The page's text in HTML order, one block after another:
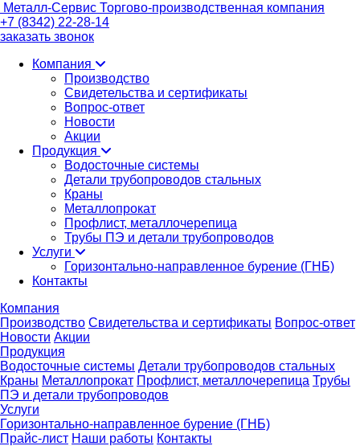
Металл-Сервис Торгово-производственная компания
+7 (8342) 22-28-14
заказать звонок
Компания
Производство
Свидетельства и сертификаты
Вопрос-ответ
Новости
Акции
Продукция
Водосточные системы
Детали трубопроводов стальных
Краны
Металлопрокат
Профлист, металлочерепица
Трубы ПЭ и детали трубопроводов
Услуги
Горизонтально-направленное бурение (ГНБ)
Контакты
Компания
Производство Свидетельства и сертификаты Вопрос-ответ
Новости Акции
Продукция
Водосточные системы Детали трубопроводов стальных
Краны Металлопрокат Профлист, металлочерепица Трубы
ПЭ и детали трубопроводов
Услуги
Горизонтально-направленное бурение (ГНБ)
Прайс-лист Наши работы Контакты